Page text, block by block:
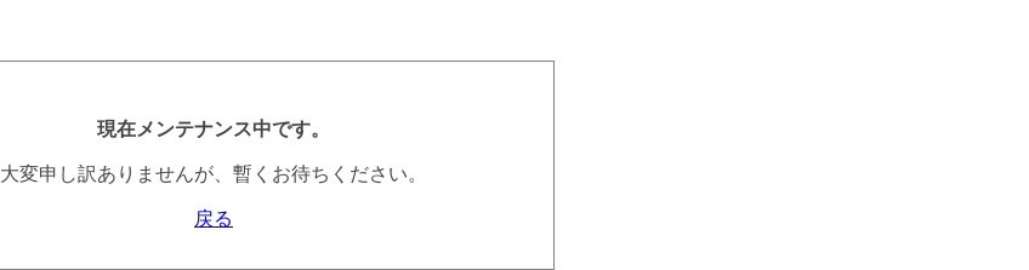
現在メンテナンス中です。
大変申し訳ありませんが、暫くお待ちください。
戻る